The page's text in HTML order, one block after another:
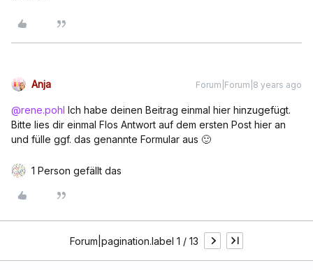
Anja Forum|Forum|8 years ago
@rene.pohl Ich habe deinen Beitrag einmal hier hinzugefügt.
Bitte lies dir einmal Flos Antwort auf dem ersten Post hier an
und fülle ggf. das genannte Formular aus 🙂
1 Person gefällt das
Forum|pagination.label 1 / 13